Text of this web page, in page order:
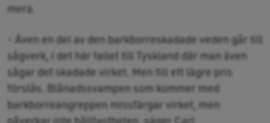
mera.
- Även en del av den barkborreskadade veden går till
sågverk, i det här fallet till Tyskland där man även
sågar det skadade virket. Men till ett lägre pris
förstås. Blånadssvampen som kommer med
barkborreangreppen missfärgar virket, men